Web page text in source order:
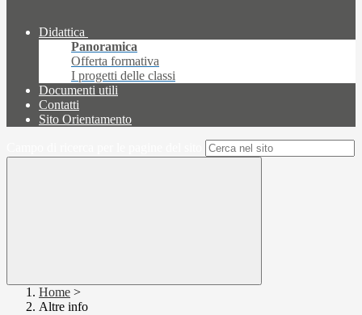
Didattica
Panoramica
Offerta formativa
I progetti delle classi
Documenti utili
Contatti
Sito Orientamento
Home >
Altre info